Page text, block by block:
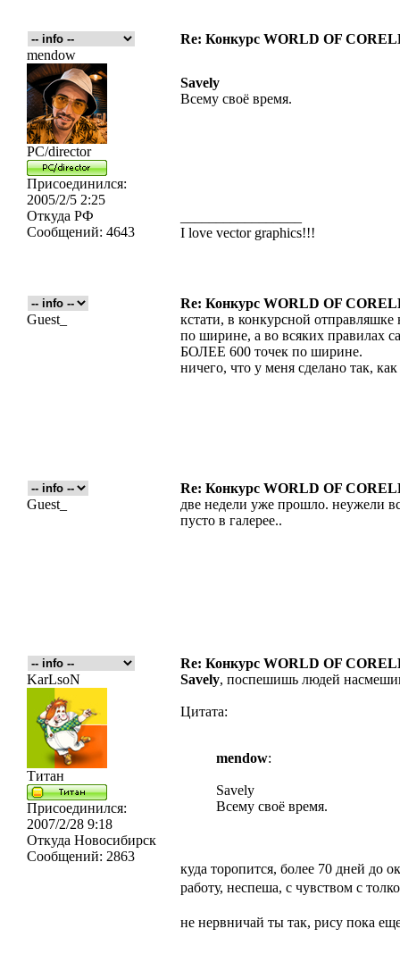
Re: Конкурс WORLD OF
mendow
PC/director
Присоединился:
2005/2/5 2:25
Откуда РФ
Сообщений: 4643
Savely
Всему своё время.
I love vector graphics!!!
Re: Конкурс WORLD OF
Guest_
кстати, в конкурсной
по ширине, а во всяких правилах
БОЛЕЕ 600 точек по ширине.
ничего, что у меня сделано так,
Re: Конкурс WORLD OF
Guest_
две недели уже прошло. неужели
пусто в галерее..
Re: Конкурс WORLD OF
KarLsoN
Титан
Присоединился:
2007/2/28 9:18
Откуда Новосибирск
Сообщений: 2863
Savely, поспешишь людей
Цитата:
mendow:
Savely
Всему своё время.
куда торопится, более 70 дней до
работу, неспеша, с чувством с
не нервничай ты так, рису пока